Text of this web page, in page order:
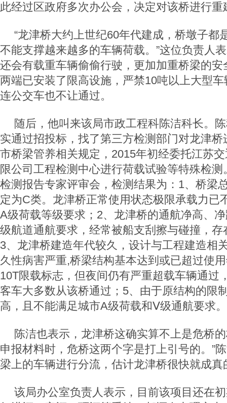
此经过区政府多次办公会，决定对该桥进行重
“龙津桥大约上世纪60年代建成，桥墩子都
不能支撑越来越多的车辆荷载。”这位负责人
还会有载重车辆偷偷行驶，更加加重桥梁的
两端已安装了限高设施，严禁10吨以上大型
连公交车也不让通过。
随后，他叫来该局市政工程科陈洁科长。
实通过招投标，找了第三方检测部门对龙津
市桥梁管养相关规定，2015年初经委托江苏
限公司工程检测中心进行荷载试验等特殊检
检测报告专家评审会，检测结果为：1、桥梁
定为C类。龙津桥正常使用状态极限承载力已
A级荷载等级要求；2、龙津桥的通航净高、
级航道通航要求，经常被船支刮擦与碰撞，
3、龙津桥建造年代较久，设计与工程建造相
久性病害严重,桥梁结构基本达到或已超过使
10T限载标志，但夜间仍有严重超载车辆通过
客车大多数从该桥通过；5、由于原结构的限
高，且不能满足城市A级荷载和Ⅴ级通航要求。
陈洁也表示，龙津桥这确实算不上是危桥
申报材料时，危桥这两个字是打上引号的。”
梁上的车辆进行分流，估计龙津桥很快就成真
该局办公室负责人表示，目前该项目还在